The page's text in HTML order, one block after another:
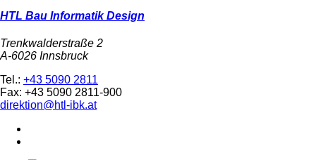
HTL Bau Informatik Design
Trenkwalderstraße 2
A-6026 Innsbruck
Tel.: +43 5090 2811
Fax: +43 5090 2811-900
direktion@htl-ibk.at